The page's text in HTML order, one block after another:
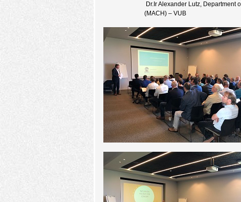
Dr.Ir Alexander Lutz, Department
(MACH) – VUB